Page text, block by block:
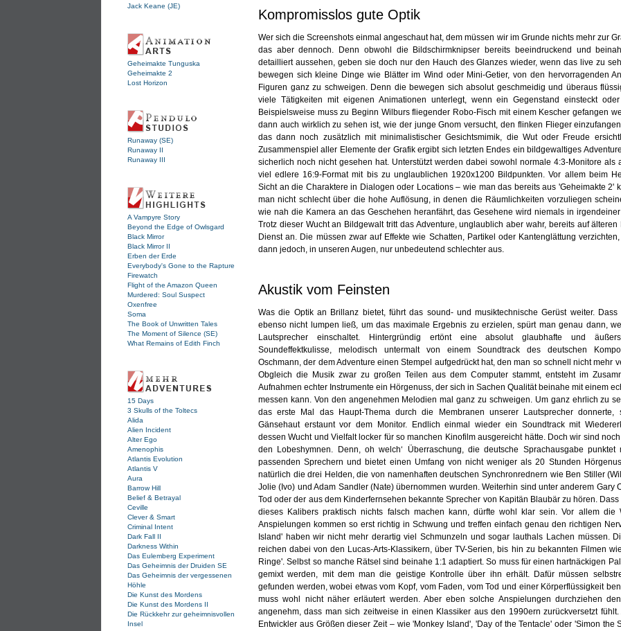
Jack Keane (JE)
Geheimakte Tunguska
Geheimakte 2
Lost Horizon
Runaway (SE)
Runaway II
Runaway III
A Vampyre Story
Beyond the Edge of Owlsgard
Black Mirror
Black Mirror II
Erben der Erde
Everybody's Gone to the Rapture
Firewatch
Flight of the Amazon Queen
Murdered: Soul Suspect
Oxenfree
Soma
The Book of Unwritten Tales
The Moment of Silence (SE)
What Remains of Edith Finch
15 Days
3 Skulls of the Toltecs
Alida
Alien Incident
Alter Ego
Amenophis
Atlantis Evolution
Atlantis V
Aura
Barrow Hill
Belief & Betrayal
Ceville
Clever & Smart
Criminal Intent
Dark Fall II
Darkness Within
Das Eulemberg Experiment
Das Geheimnis der Druiden SE
Das Geheimnis der vergessenen
Höhle
Die Kunst des Mordens
Die Kunst des Mordens II
Die Rückkehr zur geheimnisvollen
Insel
Kompromisslos gute Optik
Wer sich die Screenshots einmal angeschaut hat, dem müssen wir im Grunde nichts mehr zur
das aber dennoch. Denn obwohl die Bildschirmknipser bereits beeindruckend und
detailliert aussehen, geben sie doch nur den Hauch des Glanzes wieder, wenn das live zu
bewegen sich kleine Dinge wie Blätter im Wind oder Mini-Getier, von den hervorragenden
Figuren ganz zu schweigen. Denn die bewegen sich absolut geschmeidig und überaus
viele Tätigkeiten mit eigenen Animationen unterlegt, wenn ein Gegenstand einsteckt
Beispielsweise muss zu Beginn Wilburs fliegender Robo-Fisch mit einem Kescher gefangen
dann auch wirklich zu sehen ist, wie der junge Gnom versucht, den flinken Flieger
das dann noch zusätzlich mit minimalistischer Gesichtsmimik, die Wut oder Freude
Zusammenspiel aller Elemente der Grafik ergibt sich letzten Endes ein bildgewaltiges
sicherlich noch nicht gesehen hat. Unterstützt werden dabei sowohl normale 4:3-Monitore als
viel edlere 16:9-Format mit bis zu unglaublichen 1920x1200 Bildpunkten. Vor allem beim
Sicht an die Charaktere in Dialogen oder Locations – wie man das bereits aus 'Geheimakte 2'
man nicht schlecht über die hohe Auflösung, in denen die Räumlichkeiten vorzuliegen
wie nah die Kamera an das Geschehen heranfährt, das Gesehene wird niemals in
Trotz dieser Wucht an Bildgewalt tritt das Adventure, unglaublich aber wahr, bereits auf älteren
Dienst an. Die müssen zwar auf Effekte wie Schatten, Partikel oder Kantenglättung
dann jedoch, in unseren Augen, nur unbedeutend schlechter aus.
Akustik vom Feinsten
Was die Optik an Brillanz bietet, führt das sound- und musiktechnische Gerüst weiter.
ebenso nicht lumpen ließ, um das maximale Ergebnis zu erzielen, spürt man genau dann,
Lautsprecher einschaltet. Hintergründig ertönt eine absolut glaubhafte und
Soundeffektkulisse, melodisch untermalt von einem Soundtrack des deutschen
Oschmann, der dem Adventure einen Stempel aufgedrückt hat, den man so schnell nicht mehr
Obgleich die Musik zwar zu großen Teilen aus dem Computer stammt, entsteht im
Aufnahmen echter Instrumente ein Hörgenuss, der sich in Sachen Qualität beinahe mit einem
messen kann. Von den angenehmen Melodien mal ganz zu schweigen. Um ganz ehrlich zu
das erste Mal das Haupt-Thema durch die Membranen unserer Lautsprecher donnerte,
Gänsehaut erstaunt vor dem Monitor. Endlich einmal wieder ein Soundtrack mit
dessen Wucht und Vielfalt locker für so manchen Kinofilm ausgereicht hätte. Doch wir sind
den Lobeshymnen. Denn, oh welch‘ Überraschung, die deutsche Sprachausgabe punktet
passenden Sprechern und bietet einen Umfang von nicht weniger als 20 Stunden
natürlich die drei Helden, die von namenhaften deutschen Synchronrednern wie Ben Stiller
Jolie (Ivo) und Adam Sandler (Nate) übernommen wurden. Weiterhin sind unter anderem Gary
Tod oder der aus dem Kinderfernsehen bekannte Sprecher von Kapitän Blaubär zu hören.
dieses Kalibers praktisch nichts falsch machen kann, dürfte wohl klar sein. Vor allem die
Anspielungen kommen so erst richtig in Schwung und treffen einfach genau den richtigen
Island' haben wir nicht mehr derartig viel Schmunzeln und sogar lauthals Lachen müssen.
reichen dabei von den Lucas-Arts-Klassikern, über TV-Serien, bis hin zu bekannten Filmen
Ringe'. Selbst so manche Rätsel sind beinahe 1:1 adaptiert. So muss für einen hartnäckigen
gemixt werden, mit dem man die geistige Kontrolle über ihn erhält. Dafür müssen
gefunden werden, wobei etwas vom Kopf, vom Faden, vom Tod und einer Körperflüssigkeit
muss wohl nicht näher erläutert werden. Aber eben solche Anspielungen durchziehen
angenehm, dass man sich zeitweise in einen Klassiker aus den 1990ern zurückversetzt
Entwickler aus Größen dieser Zeit – wie 'Monkey Island', 'Day of the Tentacle' oder 'Simon the